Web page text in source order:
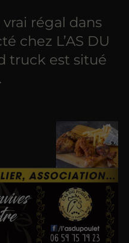
régal dans
chez L’AS DU
truck est situé